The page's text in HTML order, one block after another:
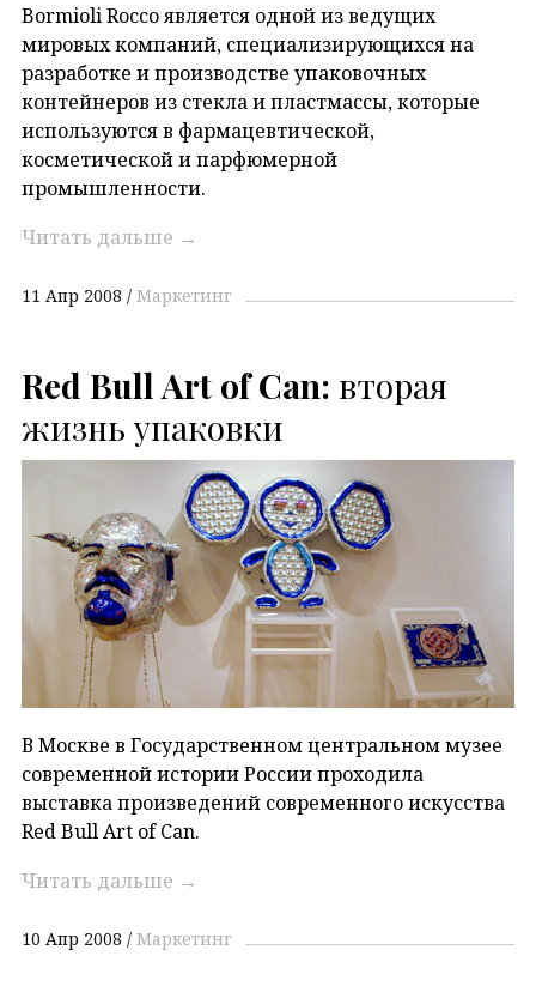
Bormioli Rocco является одной из ведущих
мировых компаний, специализирующихся на
разработке и производстве упаковочных
контейнеров из стекла и пластмассы, которые
используются в фармацевтической,
косметической и парфюмерной
промышленности.
Читать дальше →
11 Апр 2008 Маркетинг
Red Bull Art of Can: вторая
жизнь упаковки
В Москве в Государственном центральном музее
современной истории России проходила
выставка произведений современного искусства
Red Bull Art of Can.
Читать дальше →
10 Апр 2008 Маркетинг